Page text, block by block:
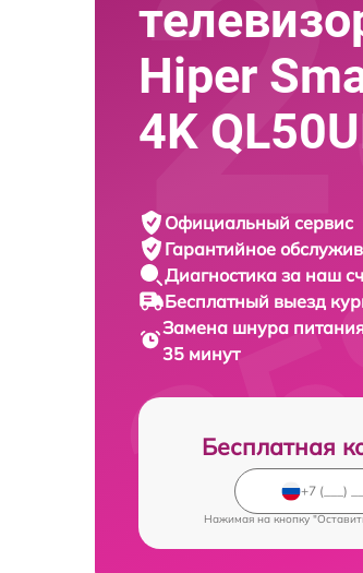
Hiper
4K
Официальный сервис
Гарантийное
Диагностика за наш
Бесплатный выезд
Замена шнура
35 минут
Бесплатная
Нажимая на кнопку